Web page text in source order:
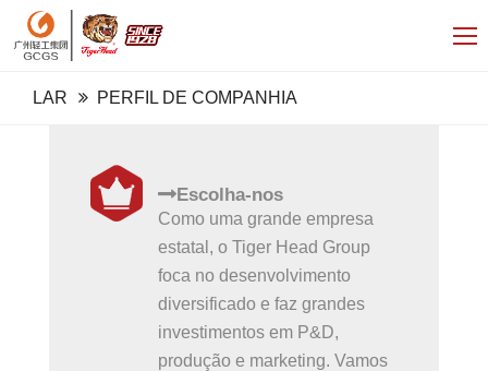
LAR PERFIL DE COMPANHIA
Escolha-nos
Como uma grande empresa
estatal, o Tiger Head Group
foca no desenvolvimento
diversificado e faz grandes
investimentos em P&D,
produção e marketing. Vamos